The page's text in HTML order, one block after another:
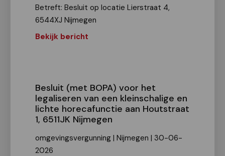
Betreft: Besluit op locatie Lierstraat 4,
6544XJ Nijmegen
Bekijk bericht
Besluit (met BOPA) voor het
legaliseren van een kleinschalige en
lichte horecafunctie aan Houtstraat
1, 6511JK Nijmegen
omgevingsvergunning | Nijmegen | 30-06-
2026